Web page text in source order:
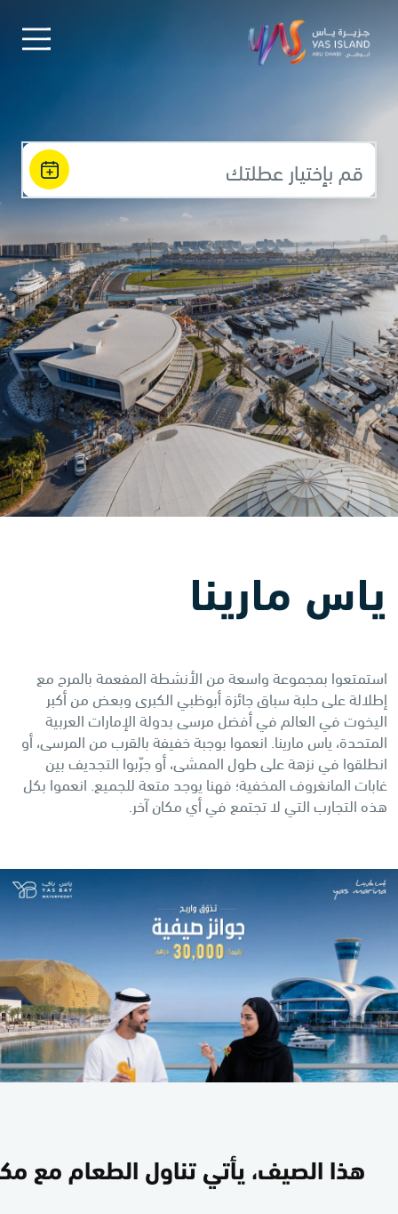
قم بإختيار عطلتك
ياس مارينا
استمتعوا بمجموعة واسعة من الأنشطة المفعمة بالمرح مع
إطلالة على حلبة سباق جائزة أبوظبي الكبرى وبعض من أكبر
اليخوت في العالم في أفضل مرسى بدولة الإمارات العربية
المتحدة، ياس مارينا. انعموا بوجبة خفيفة بالقرب من المرسى، أو
انطلقوا في نزهة على طول الممشى، أو جرّبوا التجديف بين
غابات المانغروف المخفية؛ فهنا يوجد متعة للجميع. انعموا بكل
هذه التجارب التي لا تجتمع في أي مكان آخر.
هذا الصيف، يأتي تناول الطعام مع